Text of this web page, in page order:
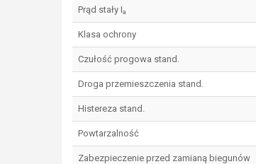
Prąd stały Ia
Klasa ochrony
Czułość progowa stand.
Droga przemieszczenia stand.
Histereza stand.
Powtarzalność
Zabezpieczenie przed zamianą biegunów